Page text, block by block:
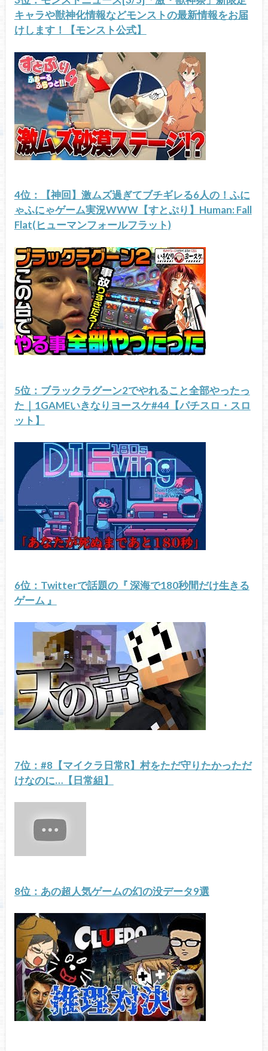
キャラや獣神化情報などモンストの最新情報をお届
けします！【モンスト公式】
4位：【神回】激ムズ過ぎてブチギレる6人の！ふに
ゃふにゃゲーム実況WWW【すとぷり】Human: Fall
Flat(ヒューマンフォールフラット)
5位：ブラックラグーン2でやれること全部やったっ
た｜1GAMEいきなりヨースケ#44【パチスロ・スロ
ット】
6位：Twitterで話題の『 深海で180秒間だけ生きる
ゲーム 』
7位：#8【マイクラ日常R】村をただ守りたかっただ
けなのに…【日常組】
8位：あの超人気ゲームの幻の没データ9選